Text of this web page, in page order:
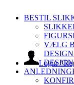
Login /
BESTIL
VÆLG